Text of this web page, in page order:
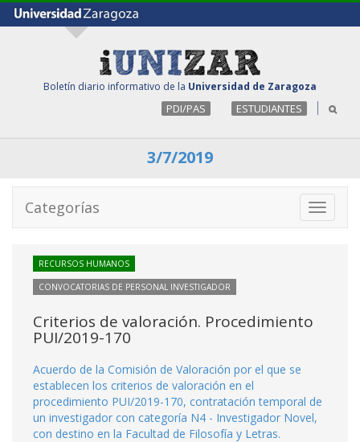
Boletín diario informativo de la Universidad de Zaragoza
PDI/PAS ESTUDIANTES
3/7/2019
Toggle
Categorías
RECURSOS HUMANOS
CONVOCATORIAS DE PERSONAL INVESTIGADOR
Criterios de valoración. Procedimiento
PUI/2019-170
Acuerdo de la Comisión de Valoración por el que se
establecen los criterios de valoración en el
procedimiento PUI/2019-170, contratación temporal de
un investigador con categoría N4 - Investigador Novel,
con destino en la Facultad de Filosofía y Letras.